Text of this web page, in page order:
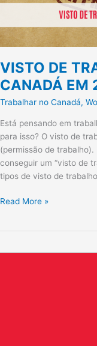
VISTO DE
CANADÁ EM
Trabalhar no Canadá,
Está pensando em
para isso? O visto de
(permissão de
conseguir um “visto de
tipos de visto de
Read More »